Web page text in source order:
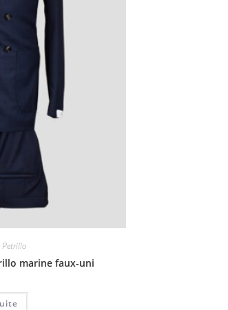
Petrillo
marine faux-uni